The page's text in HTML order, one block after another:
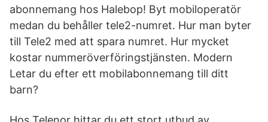
abonnemang hos Halebop! Byt mobiloperatör
medan du behåller tele2-numret. Hur man byter
till Tele2 med att spara numret. Hur mycket
kostar nummeröverföringstjänsten. Modern
Letar du efter ett mobilabonnemang till ditt
barn?